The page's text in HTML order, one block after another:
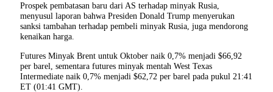
Prospek pembatasan baru dari AS terhadap minyak Rusia,
menyusul laporan bahwa Presiden Donald Trump menyerukan
sanksi tambahan terhadap pembeli minyak Rusia, juga mendorong
kenaikan harga.
Futures Minyak Brent untuk Oktober naik 0,7% menjadi $66,92
per barel, sementara futures minyak mentah West Texas
Intermediate naik 0,7% menjadi $62,72 per barel pada pukul 21:41
ET (01:41 GMT).